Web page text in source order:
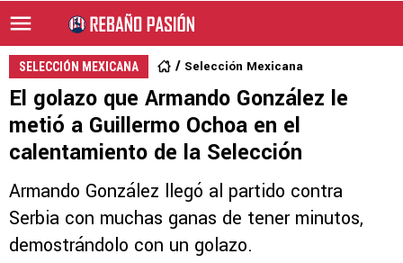
SELECCIÓN MEXICANA Selección Mexicana
El golazo que Armando González le
metió a Guillermo Ochoa en el
calentamiento de la Selección
Armando González llegó al partido contra
Serbia con muchas ganas de tener minutos,
demostrándolo con un golazo.